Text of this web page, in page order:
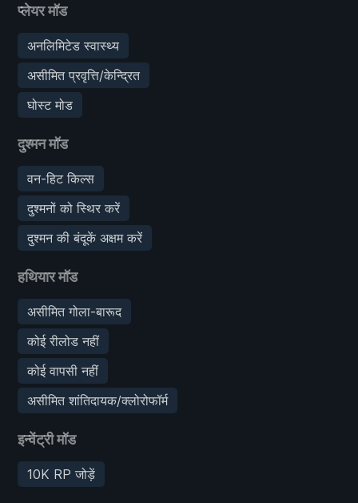
प्लेयर मॉड
अनलिमिटेड स्वास्थ्य
असीमित प्रवृत्ति/केन्द्रित
घोस्ट मोड
दुश्मन मॉड
वन-हिट किल्स
दुश्मनों को स्थिर करें
दुश्मन की बंदूकें अक्षम करें
हथियार मॉड
असीमित गोला-बारूद
कोई रीलोड नहीं
कोई वापसी नहीं
असीमित शांतिदायक/क्लोरोफॉर्म
इन्वेंट्री मॉड
10K RP जोड़ें